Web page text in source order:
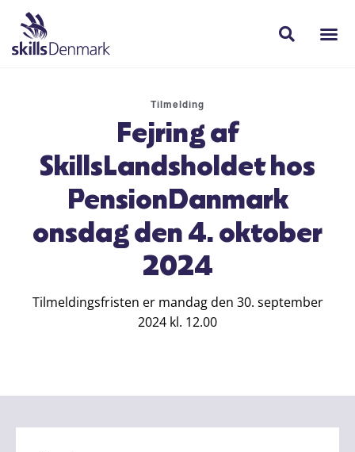
Tilmelding
Fejring af
SkillsLandsholdet hos
PensionDanmark
onsdag den 4. oktober
2024
Tilmeldingsfristen er mandag den 30. september
2024 kl. 12.00